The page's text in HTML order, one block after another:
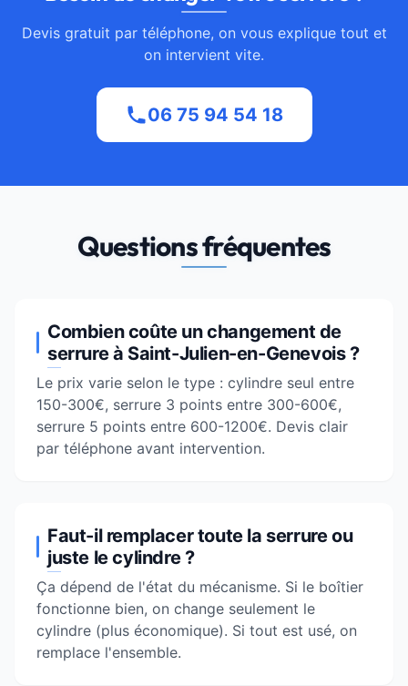
Devis gratuit par téléphone, on vous explique tout et
on intervient vite.
06 75 94 54 18
Questions fréquentes
Combien coûte un changement de
serrure à Saint-Julien-en-Genevois ?
Le prix varie selon le type : cylindre seul entre
150-300€, serrure 3 points entre 300-600€,
serrure 5 points entre 600-1200€. Devis clair
par téléphone avant intervention.
Faut-il remplacer toute la serrure ou
juste le cylindre ?
Ça dépend de l'état du mécanisme. Si le boîtier
fonctionne bien, on change seulement le
cylindre (plus économique). Si tout est usé, on
remplace l'ensemble.